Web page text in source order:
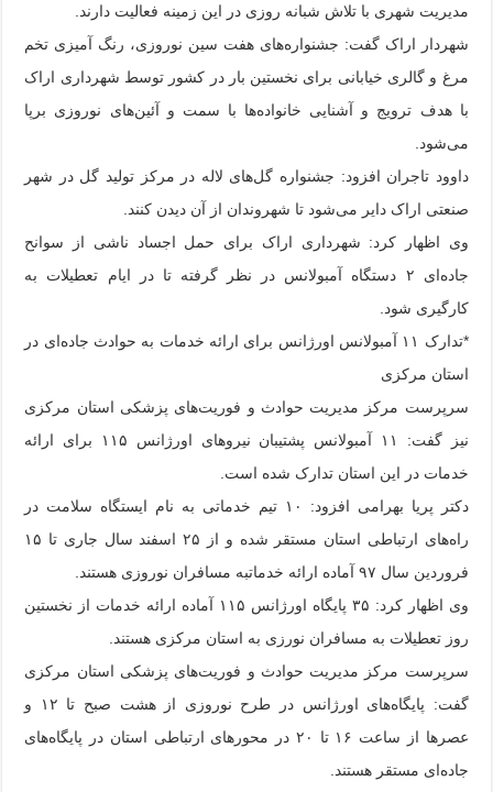
مدیریت شهری با تلاش شبانه روزی در این زمینه فعالیت دارند.
شهردار ارا‌ک گفت: جشنواره‌های هفت سین نوروزی، رنگ آمیزی تخم
مرغ و گالری خیابانی برای نخستین بار در کشور توسط شهرداری اراک
با هدف ترویج و آشنایی خانواده‌ها با سمت و آئین‌های نوروزی برپا
می‌شود.
داوود تاجران افزود: جشنواره گل‌های لاله در مرکز تولید گل در شهر
صنعتی اراک دایر می‌شود تا شهروندان از آن دیدن کنند.
وی اظهار کرد: شهرداری اراک برای حمل اجساد ناشی از سوانح
جاده‌ای ۲ دستگاه آمبولانس در نظر گرفته تا در ایام تعطیلات به
کارگیری شود.
*تدارک ۱۱ آمبولانس اورژانس برای ارائه خدمات به حوادث جاده‌ای در
استان مرکزی
سرپرست مرکز مدیریت حوادث و فوریت‌های پزشکی استان مرکزی
نیز گفت: ۱۱ آمبولانس پشتیبان نیروهای اورژانس ۱۱۵ برای ارائه
خدمات در این استان تدارک شده است.
دکتر پریا بهرامی افزود: ۱۰ تیم خدماتی به نام ایستگاه سلامت در
راه‌های ارتباطی استان مستقر شده و از ۲۵ اسفند سال جاری تا ۱۵
فروردین سال ۹۷ آماده ارائه خدماتبه مسافران نوروزی هستند.
وی اظهار کرد: ۳۵ پایگاه اورژانس ۱۱۵ آماده ارائه خدمات از نخستین
روز تعطیلات به مسافران نورزی به استان مرکزی هستند.
سرپرست مرکز مدیریت حوادث و فوریت‌های پزشکی استان مرکزی
گفت: پایگاه‌های اورژانس در طرح نوروزی از هشت صبح تا ۱۲ و
عصرها از ساعت ۱۶ تا ۲۰ در محورهای ارتباطی استان در پایگاه‌های
جاده‌ای مستقر هستند.